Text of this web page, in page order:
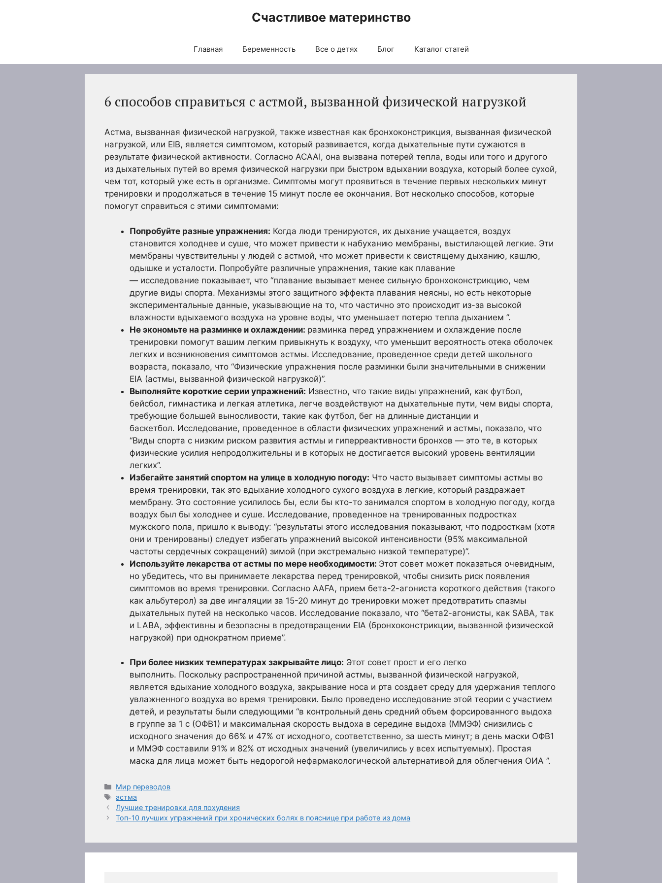
Счастливое материнство
Главная Беременность Все о детях Блог Каталог статей
6 способов справиться с астмой, вызванной физической нагрузкой
Астма, вызванная физической нагрузкой, также известная как бронхоконстрикция, вызванная физической
нагрузкой, или EIB, является симптомом, который развивается, когда дыхательные пути сужаются в
результате физической активности. Согласно ACAAI, она вызвана потерей тепла, воды или того и другого
из дыхательных путей во время физической нагрузки при быстром вдыхании воздуха, который более сухой,
чем тот, который уже есть в организме. Симптомы могут проявиться в течение первых нескольких минут
тренировки и продолжаться в течение 15 минут после ее окончания. Вот несколько способов, которые
помогут справиться с этими симптомами:
Попробуйте разные упражнения: Когда люди тренируются, их дыхание учащается, воздух
становится холоднее и суше, что может привести к набуханию мембраны, выстилающей легкие. Эти
мембраны чувствительны у людей с астмой, что может привести к свистящему дыханию, кашлю,
одышке и усталости. Попробуйте различные упражнения, такие как плавание
— исследование показывает, что “плавание вызывает менее сильную бронхоконстрикцию, чем
другие виды спорта. Механизмы этого защитного эффекта плавания неясны, но есть некоторые
экспериментальные данные, указывающие на то, что частично это происходит из-за высокой
влажности вдыхаемого воздуха на уровне воды, что уменьшает потерю тепла дыханием ”.
Не экономьте на разминке и охлаждении: разминка перед упражнением и охлаждение после
тренировки помогут вашим легким привыкнуть к воздуху, что уменьшит вероятность отека оболочек
легких и возникновения симптомов астмы. Исследование, проведенное среди детей школьного
возраста, показало, что “Физические упражнения после разминки были значительными в снижении
EIA (астмы, вызванной физической нагрузкой)”.
Выполняйте короткие серии упражнений: Известно, что такие виды упражнений, как футбол,
бейсбол, гимнастика и легкая атлетика, легче воздействуют на дыхательные пути, чем виды спорта,
требующие большей выносливости, такие как футбол, бег на длинные дистанции и
баскетбол. Исследование, проведенное в области физических упражнений и астмы, показало, что
“Виды спорта с низким риском развития астмы и гиперреактивности бронхов — это те, в которых
физические усилия непродолжительны и в которых не достигается высокий уровень вентиляции
легких”.
Избегайте занятий спортом на улице в холодную погоду: Что часто вызывает симптомы астмы во
время тренировки, так это вдыхание холодного сухого воздуха в легкие, который раздражает
мембрану. Это состояние усилилось бы, если бы кто-то занимался спортом в холодную погоду, когда
воздух был бы холоднее и суше. Исследование, проведенное на тренированных подростках
мужского пола, пришло к выводу: “результаты этого исследования показывают, что подросткам (хотя
они и тренированы) следует избегать упражнений высокой интенсивности (95% максимальной
частоты сердечных сокращений) зимой (при экстремально низкой температуре)”.
Используйте лекарства от астмы по мере необходимости: Этот совет может показаться очевидным,
но убедитесь, что вы принимаете лекарства перед тренировкой, чтобы снизить риск появления
симптомов во время тренировки. Согласно AAFA, прием бета-2-агониста короткого действия (такого
как альбутерол) за две ингаляции за 15-20 минут до тренировки может предотвратить спазмы
дыхательных путей на несколько часов. Исследование показало, что “бета2-агонисты, как SABA, так
и LABA, эффективны и безопасны в предотвращении EIA (бронхоконстрикции, вызванной физической
нагрузкой) при однократном приеме”.
При более низких температурах закрывайте лицо: Этот совет прост и его легко
выполнить. Поскольку распространенной причиной астмы, вызванной физической нагрузкой,
является вдыхание холодного воздуха, закрывание носа и рта создает среду для удержания теплого
увлажненного воздуха во время тренировки. Было проведено исследование этой теории с участием
детей, и результаты были следующими “в контрольный день средний объем форсированного выдоха
в группе за 1 с (ОФВ1) и максимальная скорость выдоха в середине выдоха (ММЭФ) снизились с
исходного значения до 66% и 47% от исходного, соответственно, за шесть минут; в день маски ОФВ1
и ММЭФ составили 91% и 82% от исходных значений (увеличились у всех испытуемых). Простая
маска для лица может быть недорогой нефармакологической альтернативой для облегчения ОИА ”.
Рубрики
Мир переводов
Метки
астма
Лучшие тренировки для похудения
Топ-10 лучших упражнений при хронических болях в пояснице при работе из дома